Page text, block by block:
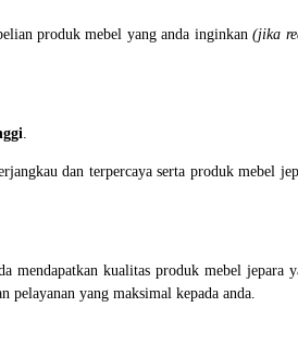
produk mebel yang anda inginkan(jika
dan terpercaya serta produk mebel
mendapatkan kualitas produk mebel jepara
pelayanan yang maksimal kepada anda.